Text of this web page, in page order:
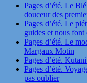
Pages d’été. Le
douceur des
Pages d’été. Le
guides et nous
Pages d’été. Le
Margaux Motin
Pages d’été.
Pages d’été.
pas oublier